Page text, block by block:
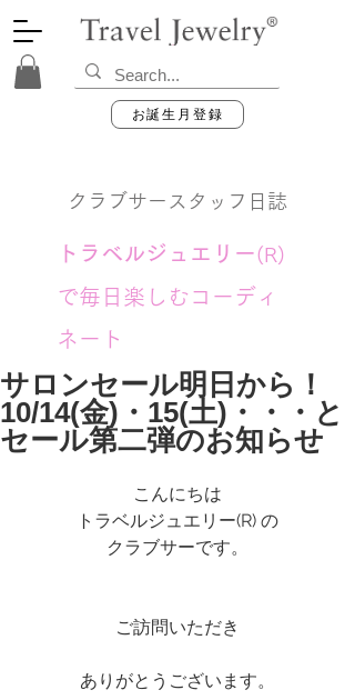
お誕生月登録
クラブサースタッフ日誌
トラベルジュエリー(R)
で毎日楽しむコーディ
ネート
サロンセール明日から！
10/14(金)・15(土)・・・と
セール第二弾のお知らせ
こんにちは
トラベルジュエリー(R) の
クラブサーです。
ご訪問いただき
ありがとうございます。